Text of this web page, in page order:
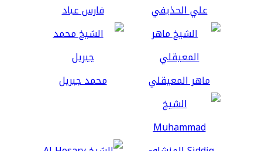
علي الحذيفي فارس عباد
ماهر المعيقلي محمد جبريل